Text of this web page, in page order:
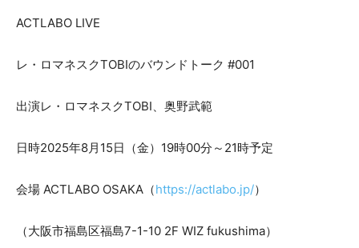
ACTLABO LIVE
レ・ロマネスクTOBIのバウンドトーク #001
出演レ・ロマネスクTOBI、奥野武範
日時2025年8月15日（金）19時00分～21時予定
会場 ACTLABO OSAKA（https://actlabo.jp/）
（大阪市福島区福島7-1-10 2F WIZ fukushima）